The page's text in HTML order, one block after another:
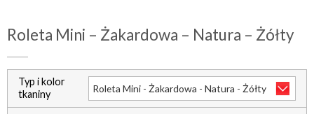
Roleta Mini – Żakardowa – Natura – Żółty
Typ i kolor
tkaniny